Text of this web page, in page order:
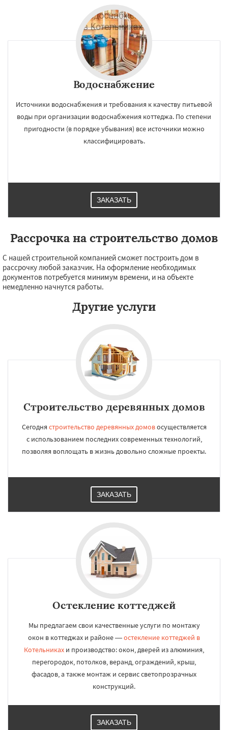
Водоснабжение
Источники водоснабжения и требования к качеству питьевой
воды при организации водоснабжения коттеджа. По степени
пригодности (в порядке убывания) все источники можно
классифицировать.
ЗАКАЗАТЬ
Рассрочка на строительство домов
С нашей строительной компанией сможет построить дом в
рассрочку любой заказчик. На оформление необходимых
документов потребуется минимум времени, и на объекте
немедленно начнутся работы.
Другие услуги
Строительство деревянных домов
Сегодня строительство деревянных домовосуществляется
с использованием последних современных технологий,
позволяя воплощать в жизнь довольно сложные проекты.
ЗАКАЗАТЬ
Остекление коттеджей
Мы предлагаем свои качественные услуги по монтажу
окон в коттеджах и районе —остекление коттеджей в
Котельниках и производство: окон, дверей из алюминия,
перегородок, потолков, веранд, ограждений, крыш,
фасадов, а также монтаж и сервис светопрозрачных
конструкций.
ЗАКАЗАТЬ